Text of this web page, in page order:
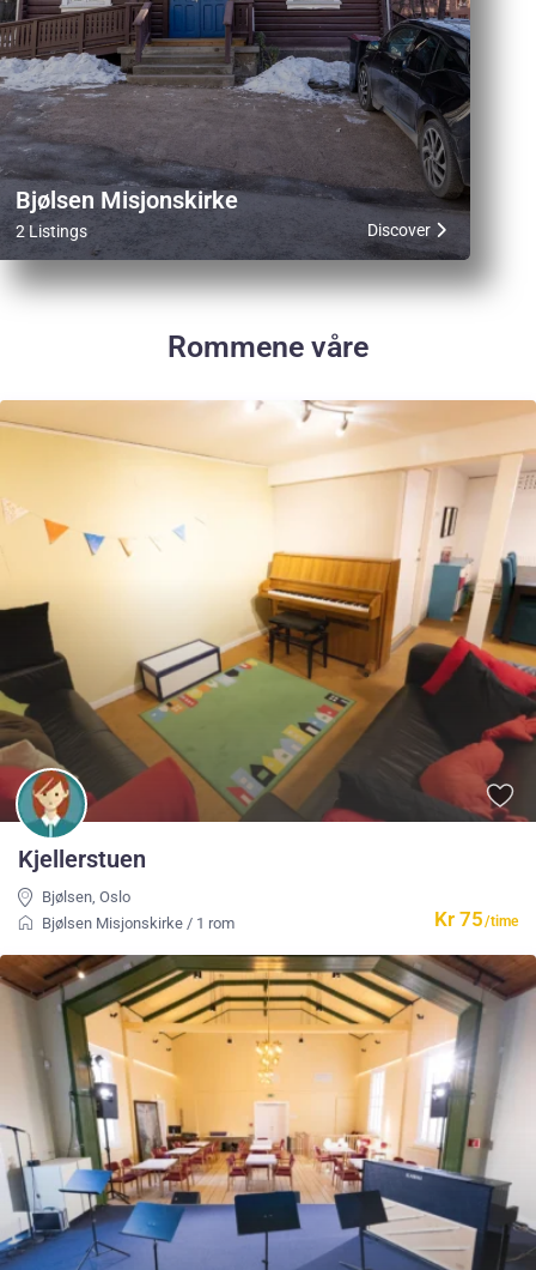
Bjølsen Misjonskirke
2 Listings Discover
Rommene våre
Kr 75/time
Kjellerstuen
Bjølsen ,Oslo
Bjølsen Misjonskirke / 1 rom